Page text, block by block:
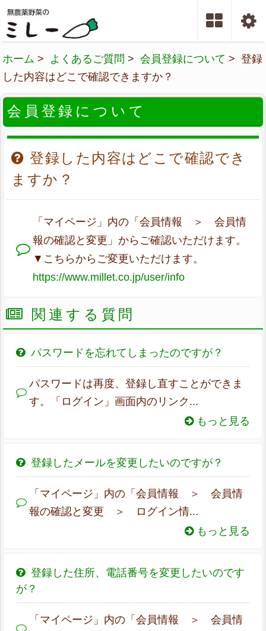
ホーム > よくあるご質問 >会員登録について > 登録
した内容はどこで確認できますか？
会員登録について
登録した内容はどこで確認でき
ますか？
「マイページ」内の「会員情報 ＞ 会員情
報の確認と変更」からご確認いただけます。
▼こちらからご変更いただけます。
https://www.millet.co.jp/user/info
関連する質問
パスワードを忘れてしまったのですが？
パスワードは再度、登録し直すことができま
す。「ログイン」画面内のリンク...
もっと見る
登録したメールを変更したいのですが？
「マイページ」内の「会員情報 ＞ 会員情
報の確認と変更 ＞ ログイン情...
もっと見る
登録した住所、電話番号を変更したいのです
が？
「マイページ」内の「会員情報 ＞ 会員情